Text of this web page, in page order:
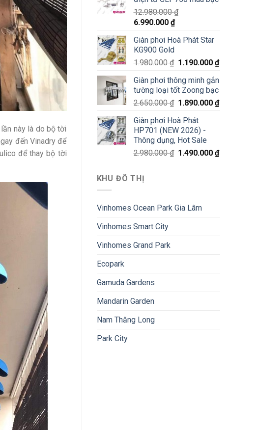
này là do bộ tời
đến Vinadry để
để thay bộ tời
12.980.000₫
6.990.000 ₫
Giàn phơi Hoà Phát Star
KG900 Gold
1.980.000₫ 1.190.000₫
Giàn phơi thông minh gắn
tường loại tốt Zoong bạc
2.650.000₫ 1.890.000₫
Giàn phơi Hoà Phát
HP701 (NEW 2026) -
Thông dụng, Hot Sale
2.980.000₫ 1.490.000₫
KHU ĐÔ THỊ
Vinhomes Ocean Park Gia Lâm
Vinhomes Smart City
Vinhomes Grand Park
Ecopark
Gamuda Gardens
Mandarin Garden
Nam Thăng Long
Park City